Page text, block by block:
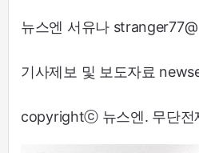
뉴스엔 서유나 stranger77@
기사제보 및 보도자료
copyrightⓒ 뉴스엔. 무단전